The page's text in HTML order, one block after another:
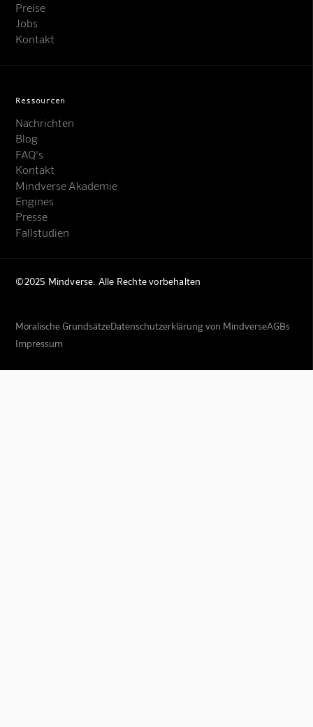
Preise
Jobs
Kontakt
Ressourcen
Nachrichten
Blog
FAQ's
Kontakt
Mindverse Akademie
Engines
Presse
Fallstudien
©2025 Mindverse. Alle Rechte vorbehalten
Moralische GrundsätzeDatenschutzerklärung von MindverseAGBs
Impressum